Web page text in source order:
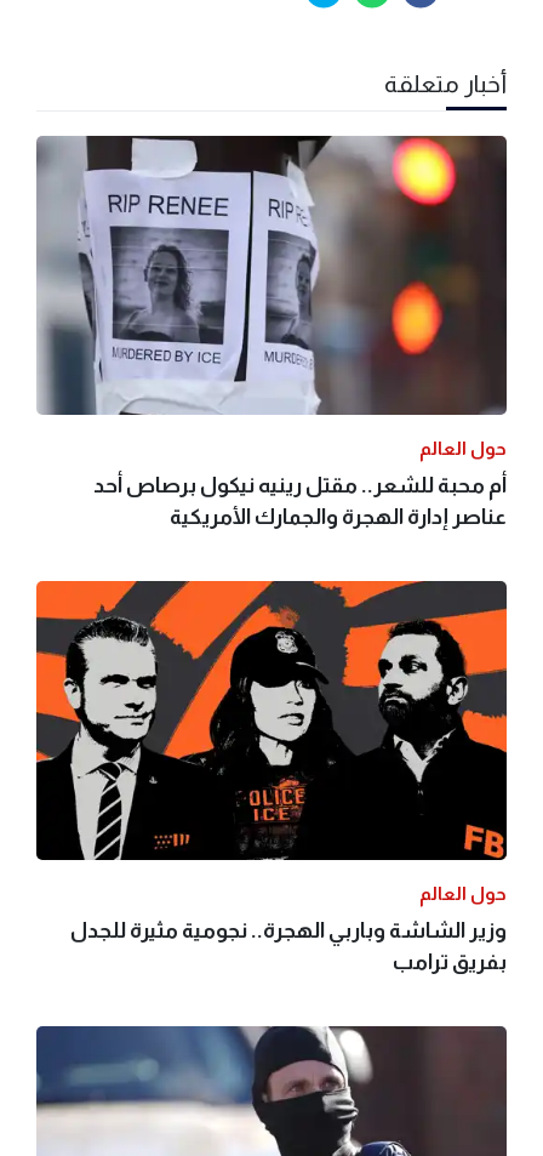
أخبار متعلقة
حول العالم
أم محبة للشعر.. مقتل رينيه نيكول برصاص أحد
عناصر إدارة الهجرة والجمارك الأمريكية
حول العالم
وزير الشاشة وباربي الهجرة.. نجومية مثيرة للجدل
بفريق ترامب